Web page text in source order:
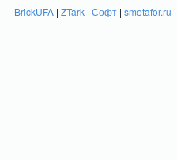
BrickUFA| ZTark| Софт| smetafor.ru |